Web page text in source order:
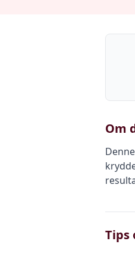
Om
Tips